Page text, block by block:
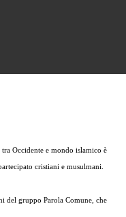
Occidente e mondo islamico è
cristiani e musulmani.
del gruppo Parola Comune, che